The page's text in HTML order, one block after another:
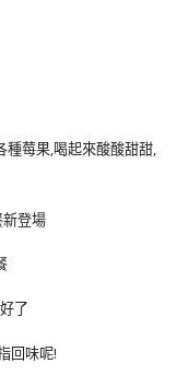
種莓果,喝起來酸酸甜甜,
了
回味呢!